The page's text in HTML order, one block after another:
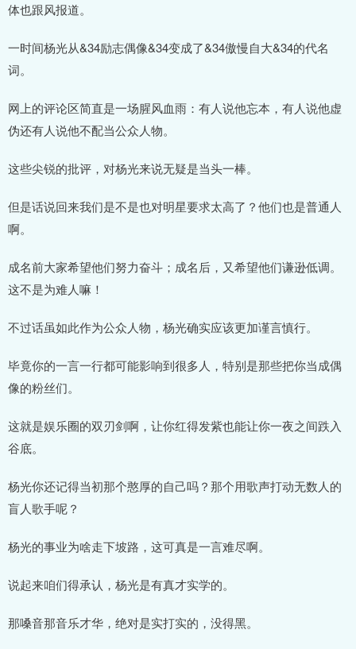
体也跟风报道。
一时间杨光从&34励志偶像&34变成了&34傲慢自大&34的代名
词。
网上的评论区简直是一场腥风血雨：有人说他忘本，有人说他虚
伪还有人说他不配当公众人物。
这些尖锐的批评，对杨光来说无疑是当头一棒。
但是话说回来我们是不是也对明星要求太高了？他们也是普通人
啊。
成名前大家希望他们努力奋斗；成名后，又希望他们谦逊低调。
这不是为难人嘛！
不过话虽如此作为公众人物，杨光确实应该更加谨言慎行。
毕竟你的一言一行都可能影响到很多人，特别是那些把你当成偶
像的粉丝们。
这就是娱乐圈的双刃剑啊，让你红得发紫也能让你一夜之间跌入
谷底。
杨光你还记得当初那个憨厚的自己吗？那个用歌声打动无数人的
盲人歌手呢？
杨光的事业为啥走下坡路，这可真是一言难尽啊。
说起来咱们得承认，杨光是有真才实学的。
那嗓音那音乐才华，绝对是实打实的，没得黑。